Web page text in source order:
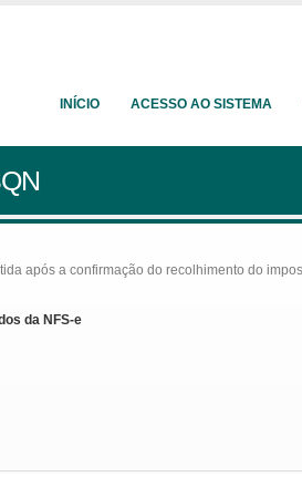
INÍCIO ACESSO AO SISTEMA
após a confirmação do recolhimento do
da NFS-e